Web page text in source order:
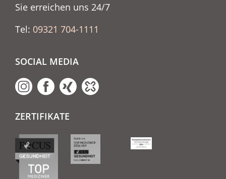
Sie erreichen uns 24/7
Tel: 09321 704-1111
SOCIAL MEDIA
ZERTIFIKATE